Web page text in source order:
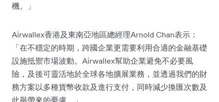
機。」
Airwallex香港及東南亞地區總經理Arnold Chan表示：
「在不穩定的時期，跨國企業更需要利用合適的金融基礎
設施抵禦市場波動。Airwallex幫助企業避免不必要風
險，及後可靈活地於全球各地擴展業務，並透過我們的財
務方案以多種貨幣收款及進行支付，同時減少換匯次數及
此舉帶來的憂慮。」